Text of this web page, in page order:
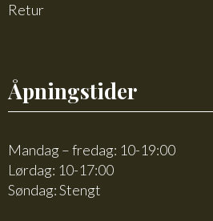
Retur
Åpningstider
Mandag – fredag: 10-19:00
Lørdag: 10-17:00
Søndag: Stengt